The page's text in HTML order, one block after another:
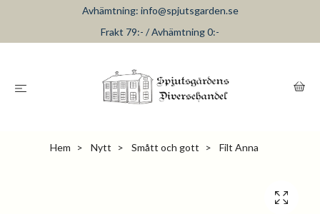
Avhämtning: info@spjutsgarden.se
Frakt 79:- / Avhämtning 0:-
Hem Nytt Smått och gott Filt Anna